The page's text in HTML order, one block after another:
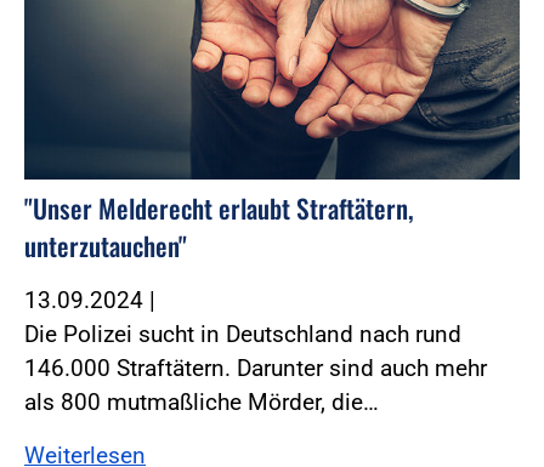
"Unser Melderecht erlaubt Straftätern,
unterzutauchen"
13.09.2024 |
Die Polizei sucht in Deutschland nach rund
146.000 Straftätern. Darunter sind auch mehr
als 800 mutmaßliche Mörder, die…
Weiterlesen